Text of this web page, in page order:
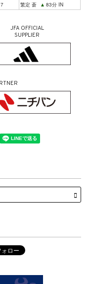
繁定 蒼 ▲ 83分 IN
JFA OFFICIAL
SUPPLIER